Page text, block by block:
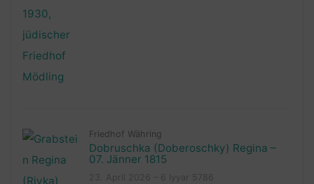
Friedhof Währing
Dobruschka (Doberoschky) Regina –
07. Jänner 1815